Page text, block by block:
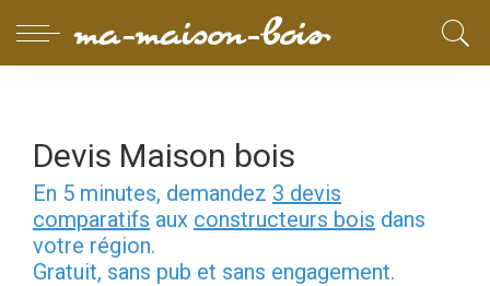
Devis Maison bois
En 5 minutes, demandez 3 devis
comparatifs aux constructeurs bois dans
votre région.
Gratuit, sans pub et sans engagement.